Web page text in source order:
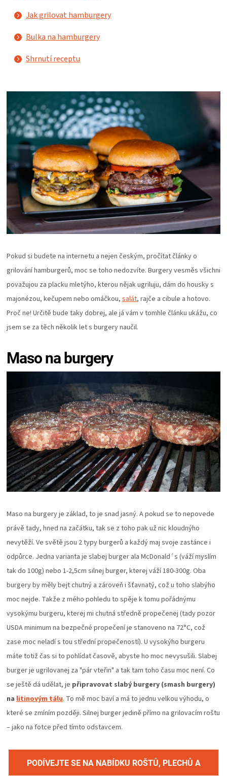
VAKUOVAČKY
LEDNICE
ZRÁNÍ
MASA
VENKOVNÍ
KUCHYNĚ
KNIHY
GRILOVÁNÍ
HAVAJSKÉ
KOŠILE
VÍNO
POUKAZY
ZNAČKY
MĚNA
(CZK)
PŘIHLÁŠENÍ
Jak grilovat hamburgery
Bulka na hamburgery
Shrnutí receptu
Pokud si budete na internetu a nejen českým, pročítat články o
grilování hamburgerů, moc se toho nedozvíte. Burgery vesměs všichni
považujou za placku mletýho, kterou nějak ugriluju, dám do housky s
majonézou, kečupem nebo omáčkou, salát, rajče a cibule a hotovo.
Proč ne! Určitě bude taky dobrej, ale já vám v tomhle článku ukážu, co
jsem se za těch několik let s burgery naučil.
Maso na burgery
Maso na burgery je základ, to je snad jasný. A pokud se to nepovede
právě tady, hned na začátku, tak se z toho pak už nic kloudnýho
nevytěží. Ve světě jsou 2 typy burgerů a každý maj svoje zastánce i
odpůrce. Jedna varianta je slabej burger ala McDonald´s (váží myslím
tak do 100g) nebo 1-2,5cm silnej burger, kterej váží 180-300g. Oba
burgery by měly bejt chutný a zároveň i šťavnatý, což u toho slabýho
moc nejde. Takže z mého pohledu to spěje k tomu pořádnýmu
vysokýmu burgeru, kterej mi chutná středně propečenej (tady pozor
USDA minimum na bezpečné propečení je stanoveno na 72°C, což
zase moc neladí s tou střední propečeností). U vysokýho burgeru
máte totiž čas si to pohlídat časově, abyste ho moc nevysušili. Slabej
burger je ugrilovanej za "pár vteřin" a tak tam toho času moc není. Co
se ještě dá udělat, je připravovat slabý burgery (smash burgery)
na litinovým tálu. To mě moc baví a má to jednu velkou výhodu, o
které se zmíním později. Silnej burger jedině přímo na grilovacím roštu
– jako na fotce před tímto odstavcem.
PODÍVEJTE SE NA NABÍDKU ROŠTŮ, PLECHŮ A